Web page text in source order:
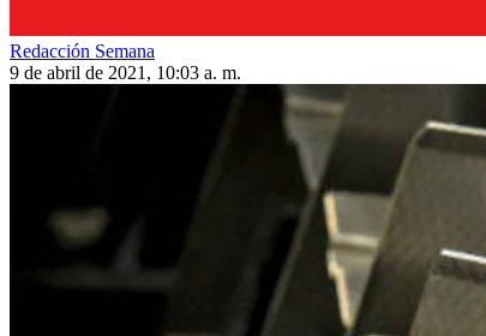
Redacción Semana
9 de abril de 2021, 10:03 a. m.